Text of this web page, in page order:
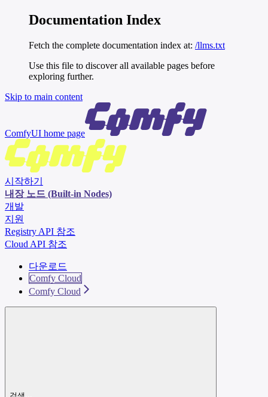
Documentation Index
Fetch the complete documentation index at: /llms.txt
Use this file to discover all available pages before
exploring further.
Skip to main content
ComfyUI home page
시작하기
내장 노드 (Built-in Nodes)
개발
지원
Registry API 참조
Cloud API 참조
다운로드
Comfy Cloud
Comfy Cloud